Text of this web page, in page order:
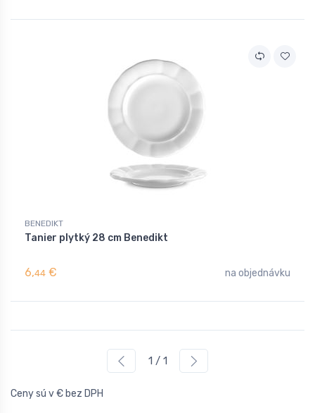
BENEDIKT
Tanier plytký 28 cm Benedikt
6,44 € na objednávku
1 / 1
Ceny sú v € bez DPH